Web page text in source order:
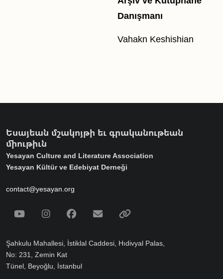
Danışmanı
Vahakn Keshishian
Եսայեան մշակոյթի եւ գրականութեան
միութիւն
Yesayan Culture and Literature Association
Yesayan Kültür ve Edebiyat Derneği
contact@yesayan.org
Social Media
YoutubeInstagramFacebook
Email
Şahkulu Mahallesi, İstiklal Caddesi, Hıdivyal Palas,
No: 231, Zemin Kat
Tünel, Beyoğlu, İstanbul